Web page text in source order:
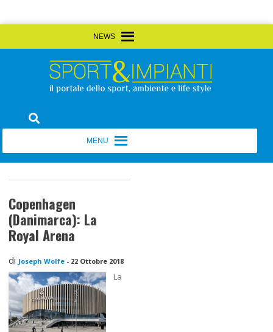
to
Sport&Impianti
Copenhagen
(Danimarca): La
Royal Arena
di Joseph Wolfe - 22 Ottobre 2018
La